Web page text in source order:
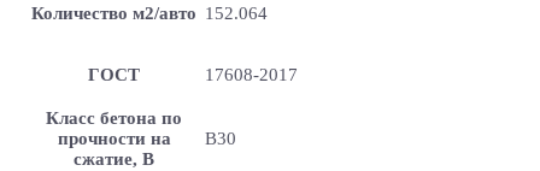
Количество м2/авто 152.064
ГОСТ 17608-2017
Класс бетона по
прочности на
сжатие, В
B30